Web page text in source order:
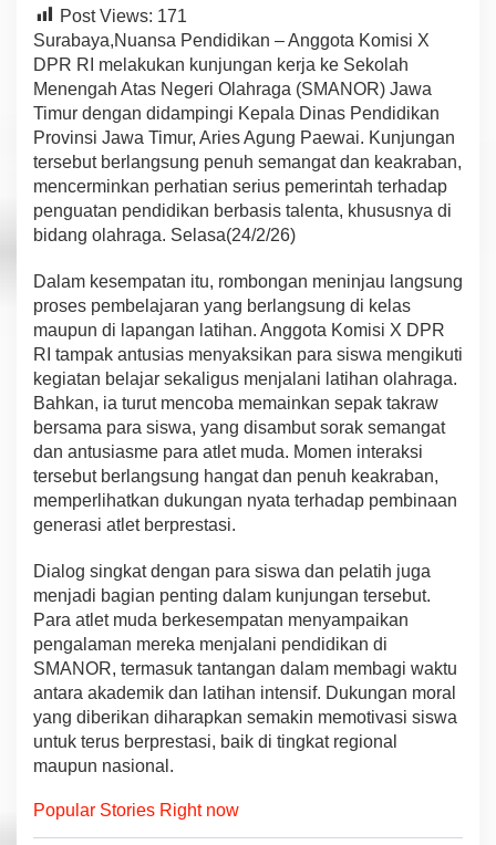
S
A
N
O
R
J
w
a
T
r
Post Views: 171
Surabaya,Nuansa Pendidikan – Anggota Komisi X
DPR RI melakukan kunjungan kerja ke Sekolah
Menengah Atas Negeri Olahraga (SMANOR) Jawa
Timur dengan didampingi Kepala Dinas Pendidikan
Provinsi Jawa Timur, Aries Agung Paewai. Kunjungan
tersebut berlangsung penuh semangat dan keakraban,
mencerminkan perhatian serius pemerintah terhadap
penguatan pendidikan berbasis talenta, khususnya di
bidang olahraga. Selasa(24/2/26)
Dalam kesempatan itu, rombongan meninjau langsung
proses pembelajaran yang berlangsung di kelas
maupun di lapangan latihan. Anggota Komisi X DPR
RI tampak antusias menyaksikan para siswa mengikuti
kegiatan belajar sekaligus menjalani latihan olahraga.
Bahkan, ia turut mencoba memainkan sepak takraw
bersama para siswa, yang disambut sorak semangat
dan antusiasme para atlet muda. Momen interaksi
tersebut berlangsung hangat dan penuh keakraban,
memperlihatkan dukungan nyata terhadap pembinaan
generasi atlet berprestasi.
Dialog singkat dengan para siswa dan pelatih juga
menjadi bagian penting dalam kunjungan tersebut.
Para atlet muda berkesempatan menyampaikan
pengalaman mereka menjalani pendidikan di
SMANOR, termasuk tantangan dalam membagi waktu
antara akademik dan latihan intensif. Dukungan moral
yang diberikan diharapkan semakin memotivasi siswa
untuk terus berprestasi, baik di tingkat regional
maupun nasional.
Popular Stories Right now